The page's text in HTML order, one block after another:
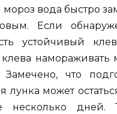
вода быстро
Если
устойчивый
намораживать
что
лунка может
несколько дней.